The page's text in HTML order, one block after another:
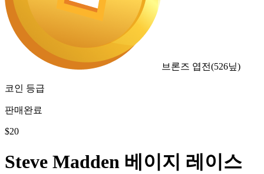
브론즈 엽전(526닢)
코인 등급
판매완료
$20
Steve Madden 베이지 레이스